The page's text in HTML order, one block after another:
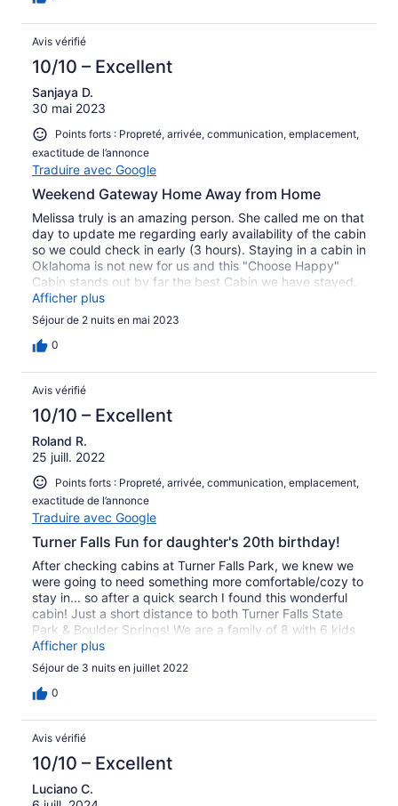
lovely home with us.
Avis vérifié
10/10 – Excellent
Sanjaya D.
30 mai 2023
Points forts : Propreté, arrivée, communication, emplacement,
exactitude de l’annonce
Traduire avec Google
Weekend Gateway Home Away from Home
Melissa truly is an amazing person. She called me on that
day to update me regarding early availability of the cabin
so we could check in early (3 hours). Staying in a cabin in
Oklahoma is not new for us and this "Choose Happy"
Cabin stands out by far the best Cabin we have stayed.
Cabin had fully stocked pots and pans and utensils.
Plenty of firewood. Clean beds. Early morning birds
singing and be close with the nature. Spending a quality
time with friends and family. What else we could ask for.
team for everything. Regards, Sanjaya
Afficher plus
Séjour de 2 nuits en mai 2023
0
Avis vérifié
10/10 – Excellent
Roland R.
25 juill. 2022
Points forts : Propreté, arrivée, communication, emplacement,
exactitude de l’annonce
Traduire avec Google
Turner Falls Fun for daughter's 20th birthday!
After checking cabins at Turner Falls Park, we knew we
were going to need something more comfortable/cozy to
stay in... so after a quick search I found this wonderful
cabin! Just a short distance to both Turner Falls State
Park & Boulder Springs! We are a family of 8 with 6 kids
ranging from 2 yrs old to 20yrs old, and this cabin had
room and accommodations for everyone. Private, but
also a short drive to town for food/gas/local store/etc.
There was plenty of bedding, toiletries, and a ton of
nice and clean and organized, and Melissa(Owner) even
went out of her way to stage a little welcome setup for
my family and birthday girl! Not only did she do that
along with a personalized note and recommendations,
but she also was THE most easily accessible and
Afficher plus
Séjour de 3 nuits en juillet 2022
0
Avis vérifié
10/10 – Excellent
Luciano C.